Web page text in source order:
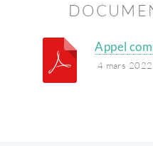
Appel
4 mars 2022